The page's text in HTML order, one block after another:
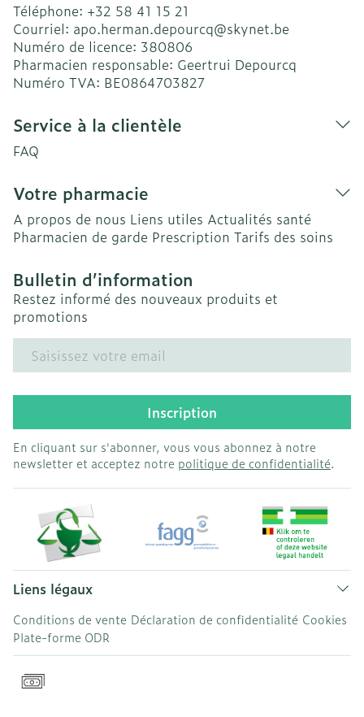
Téléphone: +32 58 41 15 21
Courriel: apo.herman.depourcq@skynet.be
Numéro de licence: 380806
Pharmacien responsable: Geertrui Depourcq
Numéro TVA: BE0864703827
Service à la clientèle
FAQ
Votre pharmacie
A propos de nous Liens utiles Actualités santé
Pharmacien de garde Prescription Tarifs des soins
Bulletin d’information
Restez informé des nouveaux produits et
promotions
Adresse mail
Inscription
En cliquant sur s'abonner, vous vous abonnez à notre
newsletter et acceptez notre politique de confidentialité.
Liens légaux
Conditions de vente Déclaration de confidentialité Cookies
Plate-forme ODR